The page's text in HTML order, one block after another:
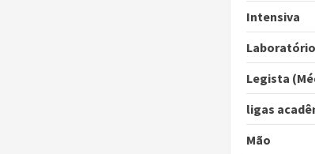
Intensiva
Laboratório
Legista
ligas
Mão